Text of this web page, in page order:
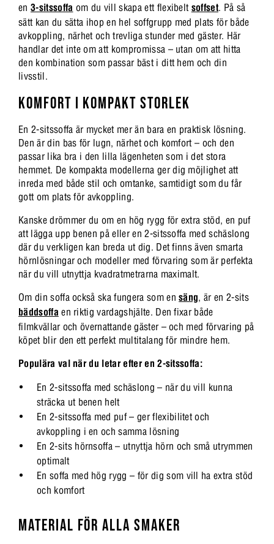
en 3-sitssoffa om du vill skapa ett flexibelt soffset. På så
sätt kan du sätta ihop en hel soffgrupp med plats för både
avkoppling, närhet och trevliga stunder med gäster. Här
handlar det inte om att kompromissa – utan om att hitta
den kombination som passar bäst i ditt hem och din
livsstil.
KOMFORT I KOMPAKT STORLEK
En 2-sitssoffa är mycket mer än bara en praktisk lösning.
Den är din bas för lugn, närhet och komfort – och den
passar lika bra i den lilla lägenheten som i det stora
hemmet. De kompakta modellerna ger dig möjlighet att
inreda med både stil och omtanke, samtidigt som du får
gott om plats för avkoppling.
Kanske drömmer du om en hög rygg för extra stöd, en puf
att lägga upp benen på eller en 2-sitssoffa med schäslong
där du verkligen kan breda ut dig. Det finns även smarta
hörnlösningar och modeller med förvaring som är perfekta
när du vill utnyttja kvadratmetrarna maximalt.
Om din soffa också ska fungera som ensäng, är en 2-sits
bäddsoffa en riktig vardagshjälte. Den fixar både
filmkvällar och övernattande gäster – och med förvaring på
köpet blir den ett perfekt multitalang för mindre hem.
Populära val när du letar efter en 2-sitssoffa:
En 2-sitssoffa med schäslong – när du vill kunna
sträcka ut benen helt
En 2-sitssoffa med puf – ger flexibilitet och
avkoppling i en och samma lösning
En 2-sits hörnsoffa – utnyttja hörn och små utrymmen
optimalt
En soffa med hög rygg – för dig som vill ha extra stöd
och komfort
MATERIAL FÖR ALLA SMAKER